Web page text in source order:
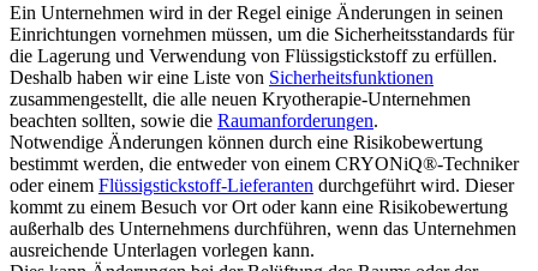
Ein Unternehmen wird in der Regel einige Änderungen in seinen
Einrichtungen vornehmen müssen, um die Sicherheitsstandards für
die Lagerung und Verwendung von Flüssigstickstoff zu erfüllen.
Deshalb haben wir eine Liste von Sicherheitsfunktionen
zusammengestellt, die alle neuen Kryotherapie-Unternehmen
beachten sollten, sowie die Raumanforderungen.
Notwendige Änderungen können durch eine Risikobewertung
bestimmt werden, die entweder von einem CRYONiQ®-Techniker
oder einem Flüssigstickstoff-Lieferanten durchgeführt wird. Dieser
kommt zu einem Besuch vor Ort oder kann eine Risikobewertung
außerhalb des Unternehmens durchführen, wenn das Unternehmen
ausreichende Unterlagen vorlegen kann.